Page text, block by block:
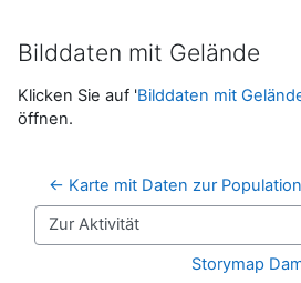
Bilddaten mit Gelände
Abschlussbedingungen
Klicken Sie auf 'Bilddaten mit
öffnen.
← Karte mit Daten zur
Zur Aktivität
Storymap